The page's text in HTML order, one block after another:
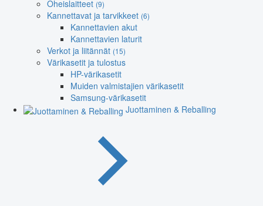
Oheislaitteet (9)
Kannettavat ja tarvikkeet (6)
Kannettavien akut
Kannettavien laturit
Verkot ja liitännät (15)
Värikasetit ja tulostus
HP-värikasetit
Muiden valmistajien värikasetit
Samsung-värikasetit
Juottaminen & Reballing